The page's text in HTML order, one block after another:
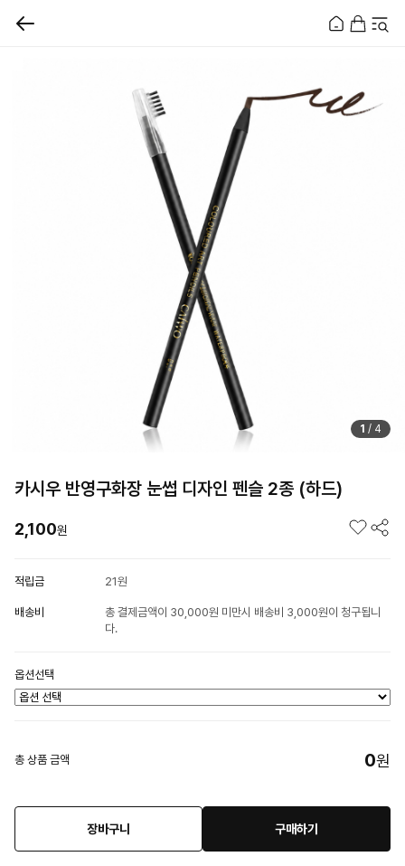
1 / 4
카시우 반영구화장 눈썹 디자인 펜슬 2종 (하드)
2,100원
적립금 21원
배송비
총 결제금액이 30,000원 미만시 배송비 3,000원이 청구됩니
다.
옵션선택
총 상품 금액 0원
장바구니 구매하기